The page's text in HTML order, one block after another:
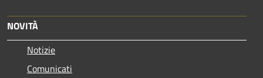
NOVITÀ
Notizie
Comunicati